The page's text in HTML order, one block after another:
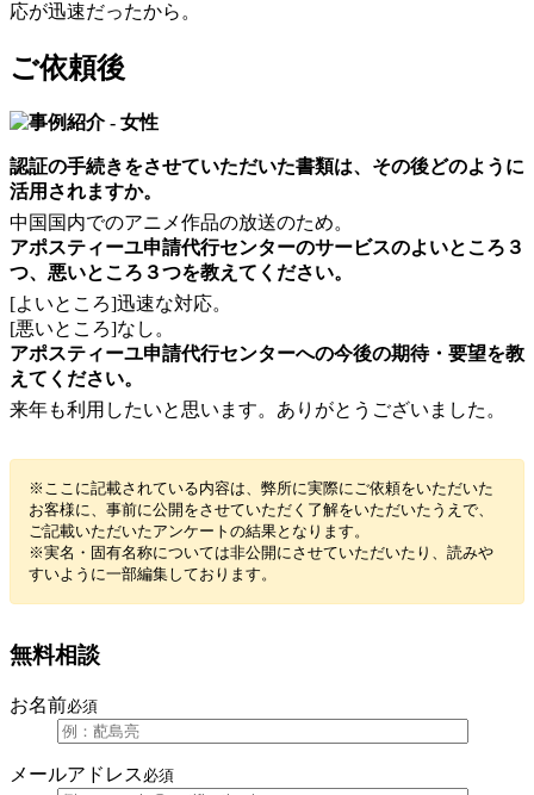
応が迅速だったから。
ご依頼後
認証の手続きをさせていただいた書類は、その後どのように
活用されますか。
中国国内でのアニメ作品の放送のため。
アポスティーユ申請代行センターのサービスのよいところ３
つ、悪いところ３つを教えてください。
[よいところ]迅速な対応。
[悪いところ]なし。
アポスティーユ申請代行センターへの今後の期待・要望を教
えてください。
来年も利用したいと思います。ありがとうございました。
※ここに記載されている内容は、弊所に実際にご依頼をいただいた
お客様に、事前に公開をさせていただく了解をいただいたうえで、
ご記載いただいたアンケートの結果となります。
※実名・固有名称については非公開にさせていただいたり、読みや
すいように一部編集しております。
無料相談
お名前必須
メールアドレス 必須